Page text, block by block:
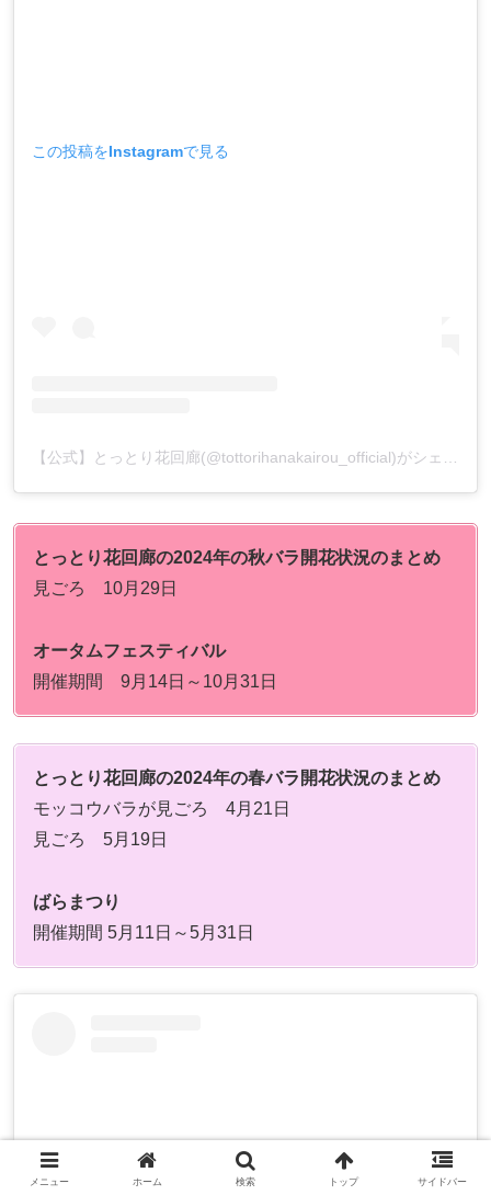
この投稿をInstagramで見る
とっとり花回廊の2024年の秋バラ開花状況のまとめ
見ごろ 10月29日
オータムフェスティバル
開催期間 9月14日～10月31日
とっとり花回廊の2024年の春バラ開花状況のまとめ
モッコウバラが見ごろ 4月21日
見ごろ 5月19日
ばらまつり
開催期間 5月11日～5月31日
メニュー ホーム 検索 トップ サイドバー